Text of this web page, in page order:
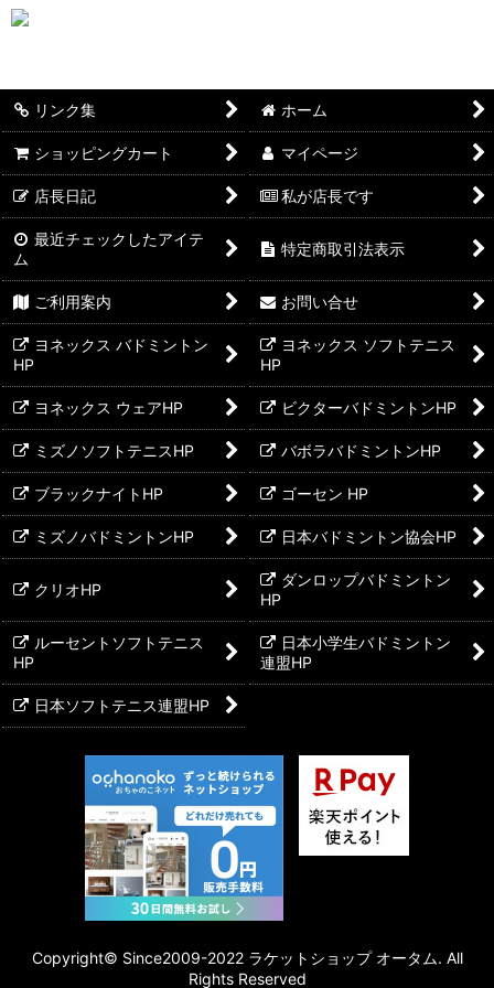
リンク集 ホーム
ショッピングカート マイページ
店長日記 私が店長です
最近チェックしたアイテ
ム
特定商取引法表示
ご利用案内 お問い合せ
ヨネックス バドミントン
HP
ヨネックス ソフトテニス
HP
ヨネックス ウェアHP ビクターバドミントンHP
ミズノソフトテニスHP バボラバドミントンHP
ブラックナイトHP ゴーセン HP
ミズノバドミントンHP 日本バドミントン協会HP
クリオHP
ダンロップバドミントン
HP
ルーセントソフトテニス
HP
日本小学生バドミントン
連盟HP
日本ソフトテニス連盟HP
Copyright©︎ Since2009-2022 ラケットショップ オータム. All
Rights Reserved